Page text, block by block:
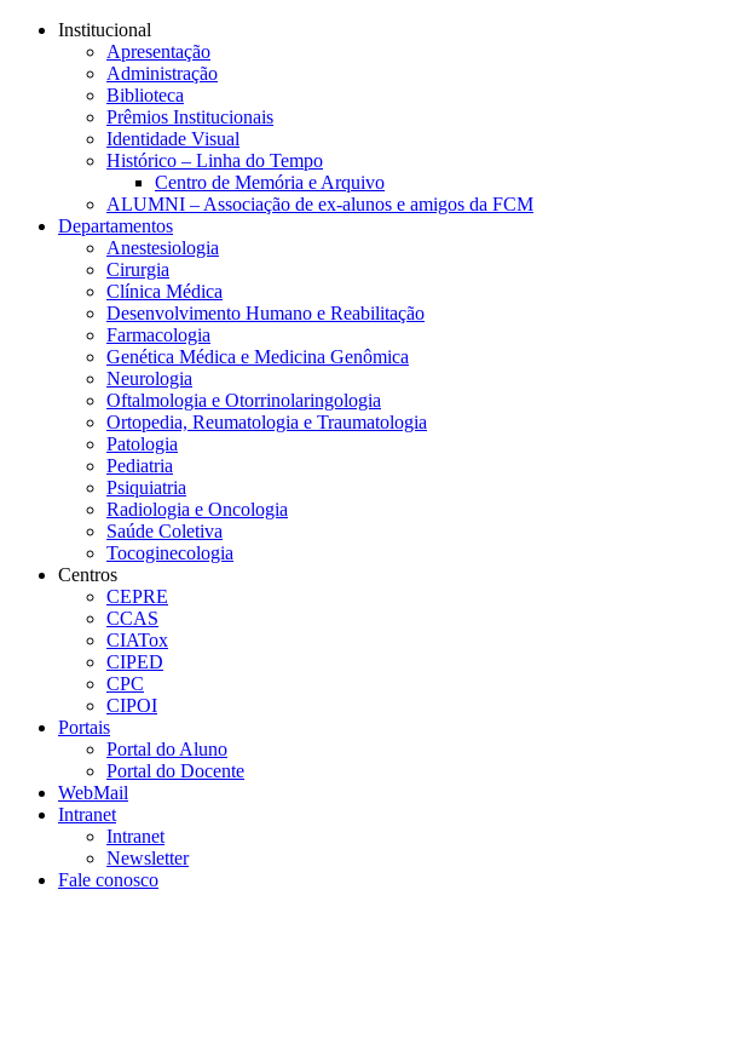
Conteúdo principal
Institucional
Apresentação
Administração
Biblioteca
Prêmios Institucionais
Identidade Visual
Histórico – Linha do Tempo
Centro de Memória e Arquivo
ALUMNI – Associação de ex-alunos e amigos da FCM
Departamentos
Anestesiologia
Cirurgia
Clínica Médica
Desenvolvimento Humano e Reabilitação
Farmacologia
Genética Médica e Medicina Genômica
Neurologia
Oftalmologia e Otorrinolaringologia
Ortopedia, Reumatologia e Traumatologia
Patologia
Pediatria
Psiquiatria
Radiologia e Oncologia
Saúde Coletiva
Tocoginecologia
Centros
CEPRE
CCAS
CIATox
CIPED
CPC
CIPOI
Portais
Portal do Aluno
Portal do Docente
WebMail
Intranet
Intranet
Newsletter
Fale conosco